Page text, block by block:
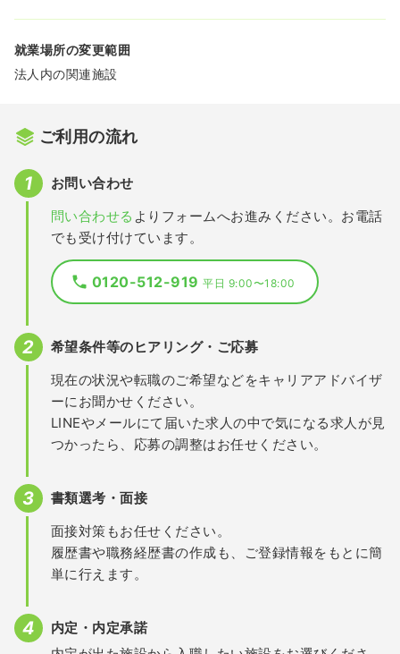
就業場所の変更範囲
法人内の関連施設
ご利用の流れ
お問い合わせ
問い合わせる よりフォームへお進みください。お電話
でも受け付けています。
0120-512-919平日 9:00〜18:00
希望条件等のヒアリング・ご応募
現在の状況や転職のご希望などをキャリアアドバイザ
ーにお聞かせください。
LINEやメールにて届いた求人の中で気になる求人が見
つかったら、応募の調整はお任せください。
書類選考・面接
面接対策もお任せください。
履歴書や職務経歴書の作成も、ご登録情報をもとに簡
単に行えます。
内定・内定承諾